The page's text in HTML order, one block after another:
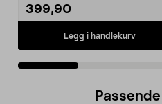
399,90
Legg i handlekurv